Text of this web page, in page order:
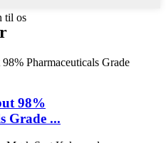
til os
98%
Grade ...